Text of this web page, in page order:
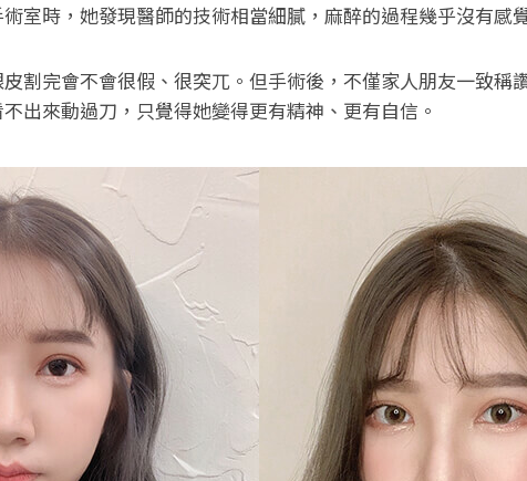
室時，她發現醫師的技術相當細膩，麻醉的過程幾乎沒有感
割完會不會很假、很突兀。但手術後，不僅家人朋友一致稱
出來動過刀，只覺得她變得更有精神、更有自信。